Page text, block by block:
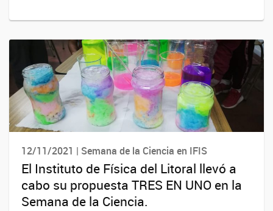
12/11/2021 | Semana de la Ciencia en IFIS
El Instituto de Física del Litoral llevó a
cabo su propuesta TRES EN UNO en la
Semana de la Ciencia.